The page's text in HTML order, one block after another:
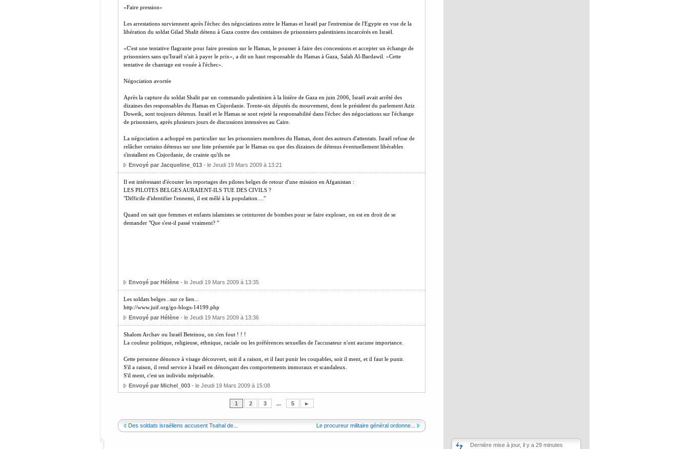
«Faire pression»
Les arrestations surviennent après l'échec des négociations entre le Hamas et Israël par l'entremise de l'Egypte en vue de la
libération du soldat Gilad Shalit détenu à Gaza contre des centaines de prisonniers palestiniens incarcérés en Israël.
«C'est une tentative flagrante pour faire pression sur le Hamas, le pousser à faire des concessions et accepter un échange de
prisonniers sans qu'Israël n'ait à payer le prix», a dit un haut responsable du Hamas à Gaza, Salah Al-Bardawil. «Cette
tentative de chantage est vouée à l'échec».
Négociation avortée
Après la capture du soldat Shalit par un commando palestinien à la lisière de Gaza en juin 2006, Israël avait arrêté des
dizaines des responsables du Hamas en Cisjordanie. Trente-six députés du mouvement, dont le président du parlement Aziz
Doweik, sont toujours détenus. Israël et le Hamas se sont rejeté la responsabilité dans l'échec des négociations sur l'échange
de prisonniers, après plusieurs jours de discussions intensives au Caire.
La négociation a achoppé en particulier sur les prisonniers membres du Hamas, dont des auteurs d'attentats. Israël refuse de
relâcher certains détenus sur une liste présentée par le Hamas ou que des dizaines de détenus éventuellement libérables
s'installent en Cisjordanie, de crainte qu'ils ne
Envoyé par Jacqueline_013- le Jeudi 19 Mars 2009 à 13:21
Il est intéressant d'écouter les reportages des pilotes belges de retour d'une mission en Afganistan :
LES PILOTES BELGES AURAIENT-ILS TUE DES CIVILS ?
"Difficile d'identifier l'ennemi, il est mêlé à la population...."
Quand on sait que femmes et enfants islamistes se ceinturent de bombes pour se faire exploser, on est en droit de se
demander "Que s'est-il passé vraiment? "
Envoyé par Hélène- le Jeudi 19 Mars 2009 à 13:35
Les soldats belges ..sur ce lien...
http://www.juif.org/go-blogs-14199.php
Envoyé par Hélène- le Jeudi 19 Mars 2009 à 13:36
Shalom Archav ou Israël Beteinou, on s'en fout ! ! !
La couleur politique, religieuse, ethnique, raciale ou les préférences sexuelles de l'accusateur n'ont aucune importance.
Cette personne dénonce à visage découvert, soit il a raison, et il faut punir les coupables, soit il ment, et il faut le punir.
S'il a raison, il rend service à Israël en dénonçant des comportements immoraux et scandaleux.
S'il ment, c'est un individu méprisable.
Envoyé par Michel_003- le Jeudi 19 Mars 2009 à 15:08
1 2 3 ... 5 ►
Des soldats israéliens accusent Tsahal de... Le procureur militaire général ordonne...
Dernière mise à jour, il y a 29 minutes